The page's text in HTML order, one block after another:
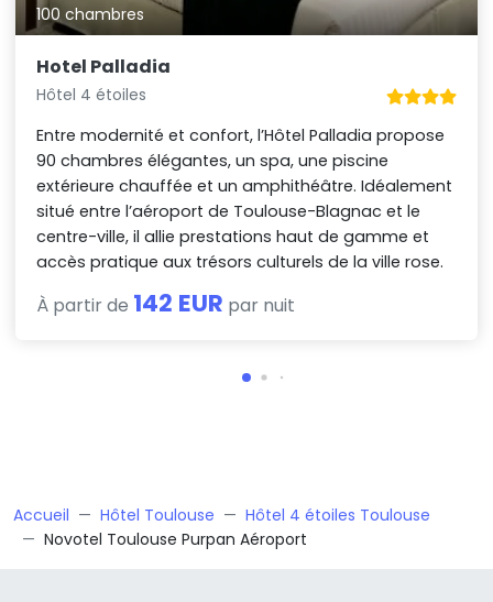
100 chambres
Hotel Palladia
Hôtel 4 étoiles
Entre modernité et confort, l’Hôtel Palladia propose
90 chambres élégantes, un spa, une piscine
extérieure chauffée et un amphithéâtre. Idéalement
situé entre l’aéroport de Toulouse-Blagnac et le
centre-ville, il allie prestations haut de gamme et
accès pratique aux trésors culturels de la ville rose.
À partir de 142 EUR par nuit
Accueil Hôtel Toulouse
Hôtel 4 étoiles Toulouse
Novotel Toulouse Purpan Aéroport